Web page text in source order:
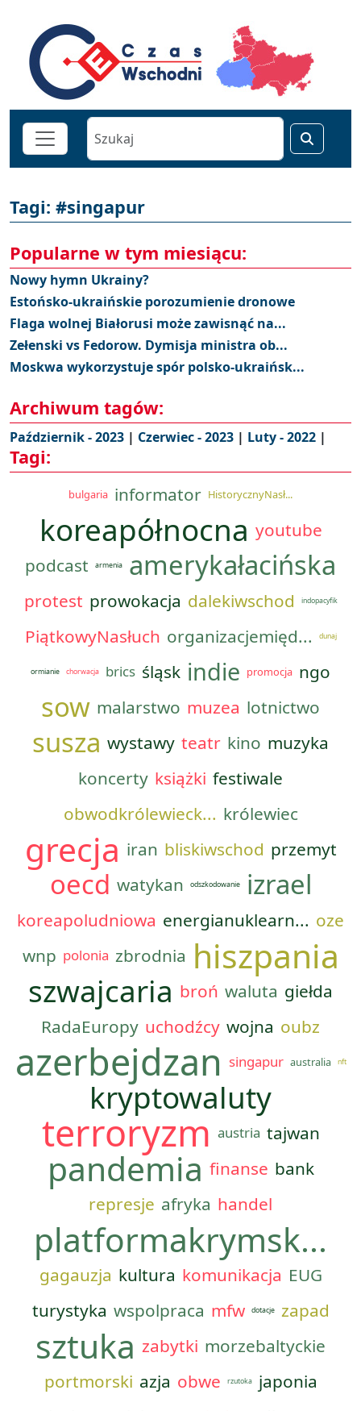
Tagi: #singapur
Popularne w tym miesiącu:
Nowy hymn Ukrainy?
Estońsko-ukraińskie porozumienie dronowe
Flaga wolnej Białorusi może zawisnąć na...
Zełenski vs Fedorow. Dymisja ministra ob...
Moskwa wykorzystuje spór polsko-ukraińsk...
Archiwum tagów:
Październik - 2023 | Czerwiec - 2023 | Luty - 2022 |
Tagi:
bulgaria informator HistorycznyNasł...
koreapółnocna youtube
podcast
armenia amerykałacińska
protest prowokacja dalekiwschod indopacyfik
PiątkowyNasłuch organizacjemięd... dunaj
ormianie chorwacja brics śląsk indie promocja ngo
sow malarstwo muzea lotnictwo
susza wystawy teatr kino muzyka
koncerty książki festiwale
obwodkrólewieck... królewiec
grecja iran bliskiwschod przemyt
oecd watykan odszkodowanie izrael
koreapoludniowa energianuklearn... oze
wnp polonia zbrodnia hiszpania
szwajcaria broń waluta giełda
RadaEuropy uchodźcy wojna oubz
azerbejdzan singapur australia nft
kryptowaluty
terroryzm austria tajwan
pandemia finanse bank
represje afryka handel
platformakrymsk...
gagauzja kultura komunikacja EUG
turystyka wspolpraca mfw dotacje zapad
sztuka zabytki morzebaltyckie
portmorski azja obwe rzutoka
japonia